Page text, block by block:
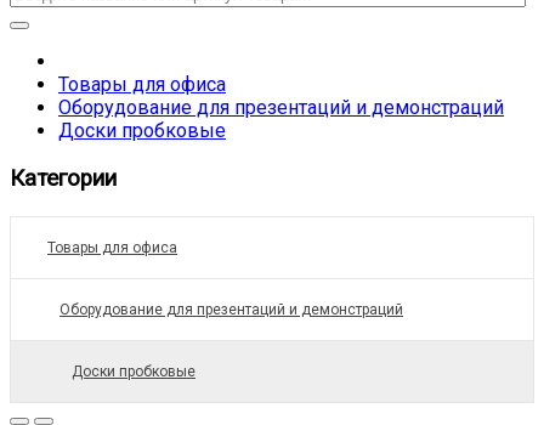
Товары для офиса
Оборудование для презентаций и демонстраций
Доски пробковые
Категории
Товары для офиса
Оборудование для презентаций и демонстраций
Доски пробковые